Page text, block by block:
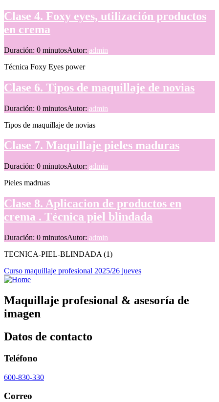
Clase 4. Foxy eyes, utilización productos
en crema
Duración: 0 minutosAutor: admin
Técnica Foxy Eyes power
Clase 6. Tipos de maquillaje de novias
Duración: 0 minutosAutor: admin
Tipos de maquillaje de novias
Clase 7. Maquillaje pieles maduras
Duración: 0 minutosAutor: admin
Pieles madruas
Clase 8. Aplicacion de productos en
crema . Técnica piel blindada
Duración: 0 minutosAutor: admin
TECNICA-PIEL-BLINDADA (1)
Curso maquillaje profesional 2025/26 jueves
Maquillaje profesional & asesoría de
imagen
Datos de contacto
Teléfono
600-830-330
Correo